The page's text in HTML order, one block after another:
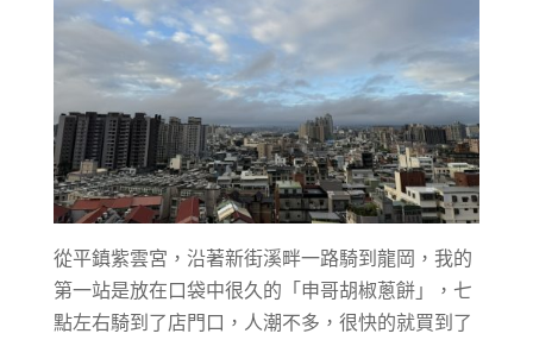
從平鎮紫雲宮，沿著新街溪畔一路騎到龍岡，我的
第一站是放在口袋中很久的「申哥胡椒蔥餅」，七
點左右騎到了店門口，人潮不多，很快的就買到了